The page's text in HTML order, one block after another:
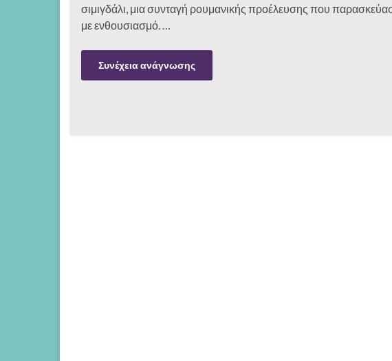
σιμιγδάλι, μια συνταγή ρουμανικής προέλευσης που
με ενθουσιασμό. …
Συνέχεια ανάγνωσης